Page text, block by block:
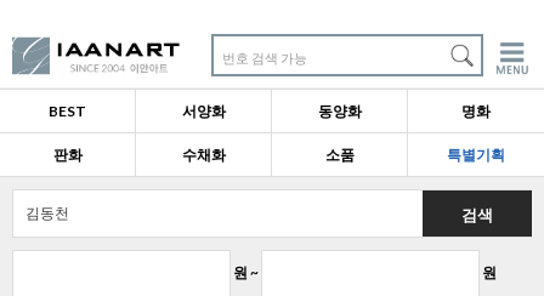
번호 검색 가능
BEST 서양화 동양화 명화
판화 수채화 소품 특별기획
원 ~ 원
검색